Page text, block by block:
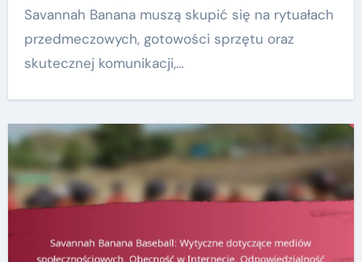
Savannah Banana muszą skupić się na rytuałach
przedmeczowych, gotowości sprzętu oraz
skutecznej komunikacji,…